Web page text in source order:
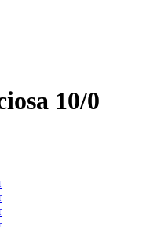
10/0